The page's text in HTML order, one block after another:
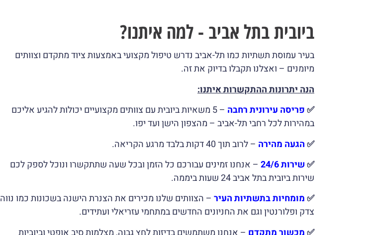
ביובית בתל אביב - למה איתנו?
בעיר עמוסת תשתיות כמו תל-אביב נדרש טיפול מקצועי באמצעות ציוד מתקדם וצוותים
מיומנים – ואצלנו תקבלו בדיוק את זה.
הנה יתרונות ההתקשרות איתנו:
✅פריסה עירונית רחבה
– 5 משאיות ביובית עם צוותים מקצועיים יכולות להגיע אליכם
במהירות לכל רחבי תל-אביב – מהצפון הישן ועד יפו.
✅הגעה מהירה – לרוב תוך 40 דקות בלבד מרגע הקריאה.
✅שירות 24/6
– אנחנו זמינים עבורכם כל הזמן ובכל שעה שתתקשרו ונוכל לספק לכם
שירות ביובית בתל אביב 24 שעות ביממה.
✅מומחיות בתשתיות העיר – הצוותים שלנו מכירים את הצנרת הישנה בשכונות כמו נווה
צדק ופלורנטין וגם את החניונים החדשים במתחמי עזריאלי ועתידים.